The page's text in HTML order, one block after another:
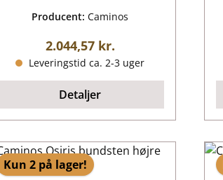
Producent:Caminos
Almindelig pris:
2.044,57 kr.
Leveringstid ca. 2-3 uger
Detaljer
Kun 2 på lager!